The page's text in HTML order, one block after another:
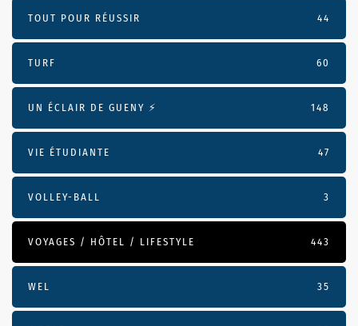
TOUT POUR RÉUSSIR 44
TURF 60
UN ÉCLAIR DE GUENY ⚡️ 148
VIE ÉTUDIANTE 47
VOLLEY-BALL 3
VOYAGES / HÔTEL / LIFESTYLE 443
WEL 35